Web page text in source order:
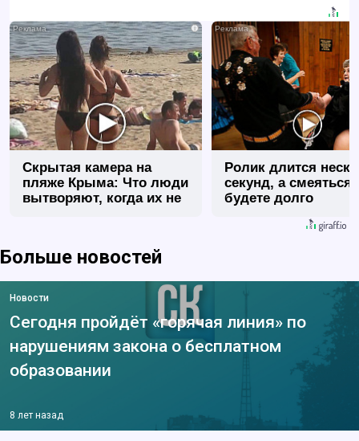
i
Скрытая камера на
пляже Крыма: Что люди
вытворяют, когда их не
Ролик длится
секунд, а смеяться
будете долго
Больше новостей
Новости
Сегодня пройдёт «горячая линия» по
нарушениям закона о бесплатном
образовании
8 лет назад